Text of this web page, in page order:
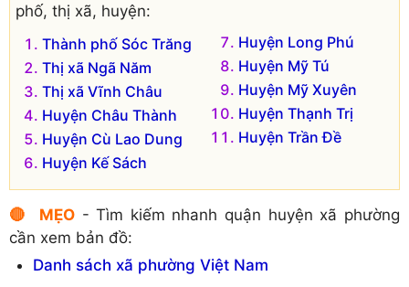
phố, thị xã, huyện:
Thành phố Sóc Trăng
Thị xã Ngã Năm
Thị xã Vĩnh Châu
Huyện Châu Thành
Huyện Cù Lao Dung
Huyện Kế Sách
Huyện Long Phú
Huyện Mỹ Tú
Huyện Mỹ Xuyên
Huyện Thạnh Trị
Huyện Trần Đề
🔴 MẸO- Tìm kiếm nhanh quận huyện xã phường
cần xem bản đồ:
Danh sách xã phường Việt Nam